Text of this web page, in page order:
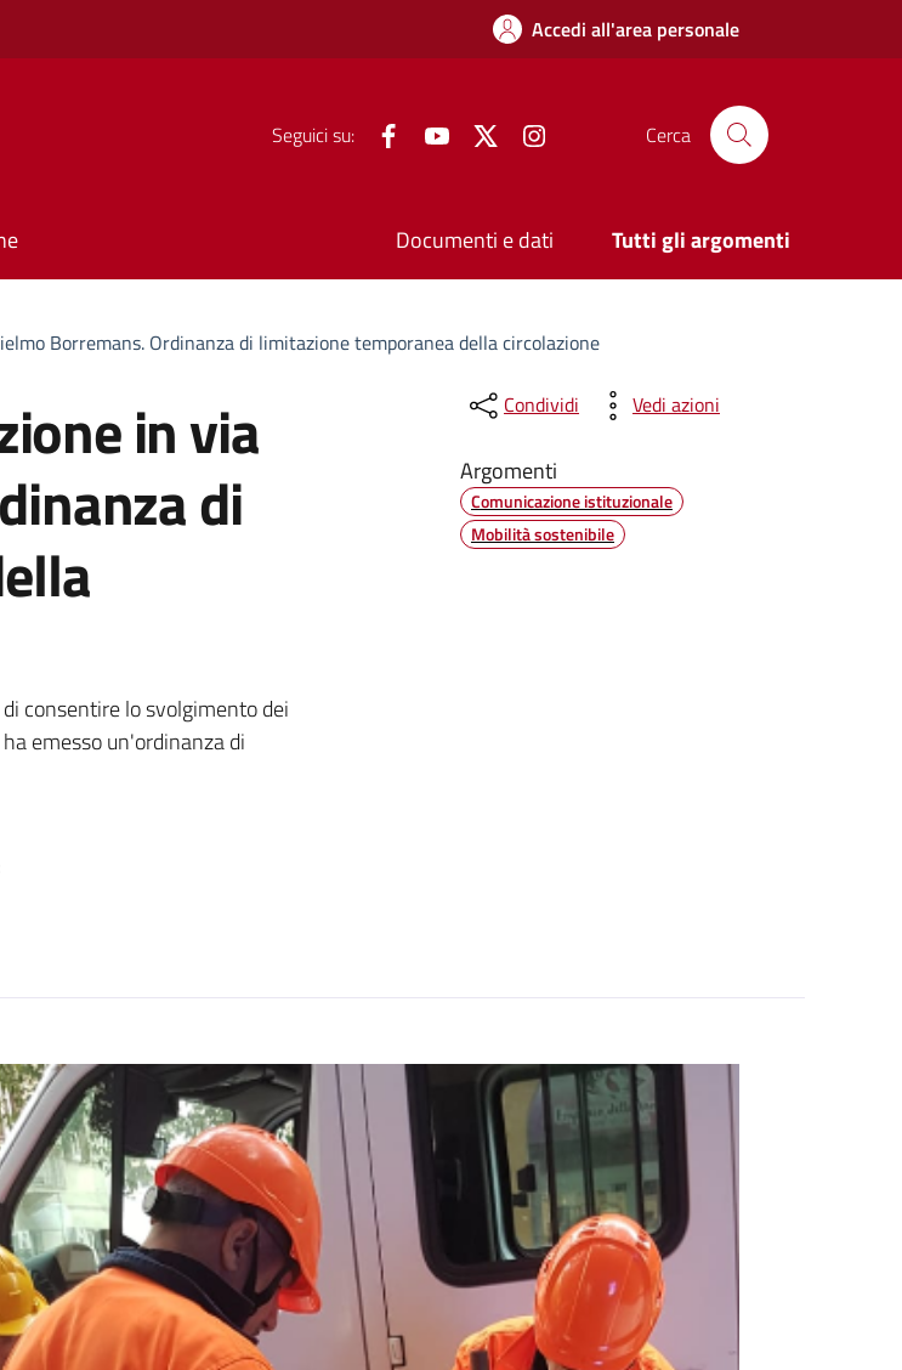
Accedi all'area personale
Seguici su: FacebookYouTube Twitter Cerca
Documenti e dati Tutti gli argomenti
Borremans. Ordinanza di limitazione temporanea della circolazione
in via
di
consentire lo svolgimento dei
emesso un'ordinanza di
Condividi Vedi azioni
Argomenti
Comunicazione istituzionale
Mobilità sostenibile